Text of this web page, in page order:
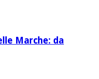
Marche: da